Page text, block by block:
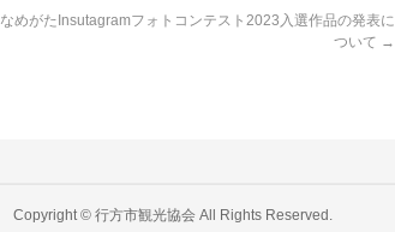
なめがたInsutagramフォトコンテスト2023入選作品の発表に
ついて →
Copyright © 行方市観光協会 All Rights Reserved.